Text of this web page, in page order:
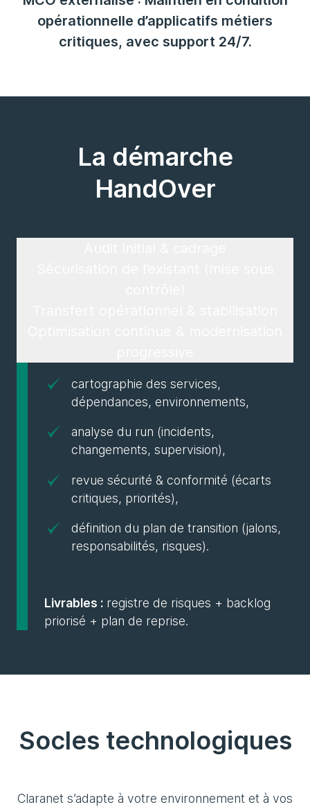
opérationnelle d’applicatifs métiers
critiques, avec support 24/7.
La démarche
HandOver
cartographie des services,
dépendances, environnements,
analyse du run (incidents,
changements, supervision),
revue sécurité & conformité (écarts
critiques, priorités),
définition du plan de transition (jalons,
responsabilités, risques).
Livrables : registre de risques + backlog
priorisé + plan de reprise.
Socles technologiques
Claranet s’adapte à votre environnement et à vos